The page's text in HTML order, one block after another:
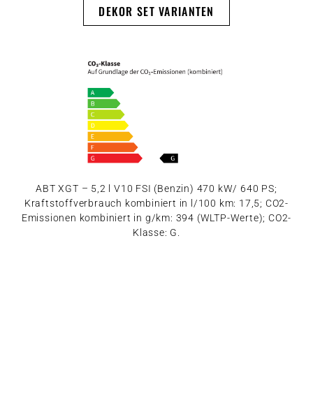
DEKOR SET VARIANTEN
ABT XGT – 5,2 l V10 FSI (Benzin) 470 kW/ 640 PS;
Kraftstoffverbrauch kombiniert in l/100 km: 17,5; CO2-
Emissionen kombiniert in g/km: 394 (WLTP-Werte); CO2-
Klasse: G.